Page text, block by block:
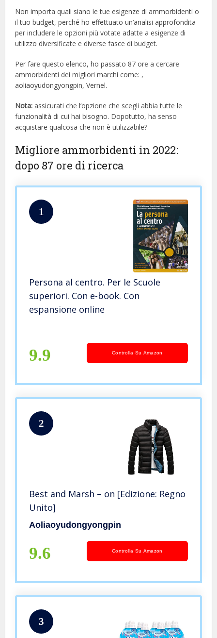
Non importa quali siano le tue esigenze di ammorbidenti o
il tuo budget, perché ho effettuato un’analisi approfondita
per includere le opzioni più votate adatte a esigenze di
utilizzo diversificate e diverse fasce di budget.
Per fare questo elenco, ho passato 87 ore a cercare
ammorbidenti dei migliori marchi come: ,
aoliaoyudongyongpin, Vernel.
Nota: assicurati che l’opzione che scegli abbia tutte le
funzionalità di cui hai bisogno. Dopotutto, ha senso
acquistare qualcosa che non è utilizzabile?
Migliore ammorbidenti in 2022:
dopo 87 ore di ricerca
1
Persona al centro. Per le Scuole
superiori. Con e-book. Con
espansione online
9.9 Controlla Su Amazon
2
Best and Marsh – on [Edizione: Regno
Unito]
Aoliaoyudongyongpin
9.6 Controlla Su Amazon
3